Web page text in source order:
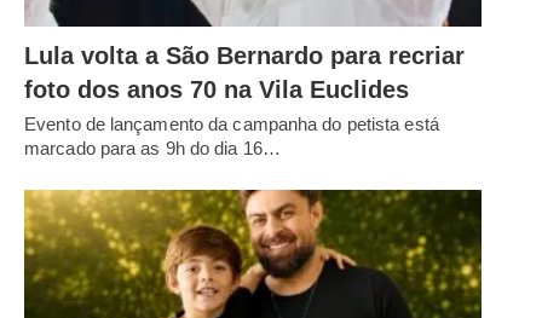
Lula volta a São Bernardo para recriar
foto dos anos 70 na Vila Euclides
Evento de lançamento da campanha do petista está
marcado para as 9h do dia 16…